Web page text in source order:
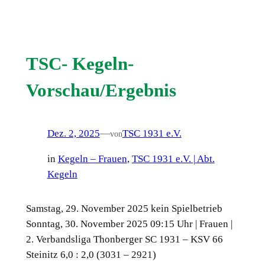
TSC- Kegeln-
Vorschau/Ergebnis
Dez. 2, 2025—vonTSC 1931 e.V.
in Kegeln – Frauen, TSC 1931 e.V. | Abt.
Kegeln
Samstag, 29. November 2025 kein Spielbetrieb
Sonntag, 30. November 2025 09:15 Uhr | Frauen |
2. Verbandsliga Thonberger SC 1931 – KSV 66
Steinitz 6,0 : 2,0 (3031 – 2921)